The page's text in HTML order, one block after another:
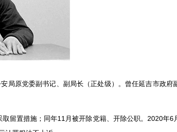
局原党委副书记、副局长（正处级）。曾任延吉市政府
取留置措施；同年11 月被开除党籍、开除公职。 2020年6